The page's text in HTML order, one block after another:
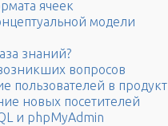
ячеек
модели
знаний?
вопросов
пользователей в продукт
новых посетителей
и phpMyAdmin